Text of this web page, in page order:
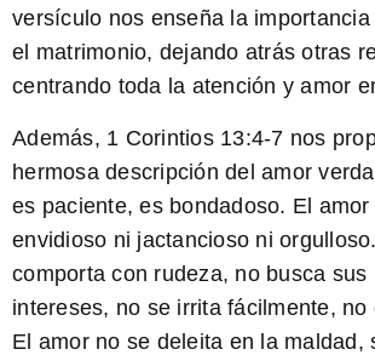
versículo nos enseña la
el matrimonio, dejando atrás otras
centrando toda la atención y amor
Además, 1 Corintios 13:4-7 nos
hermosa descripción del amor
es paciente, es bondadoso. El amor
envidioso ni jactancioso ni
comporta con rudeza, no busca sus
intereses, no se irrita fácilmente, no
El amor no se deleita en la maldad,